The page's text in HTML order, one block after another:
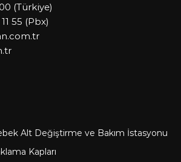
(Türkiye)
55 (Pbx)
Alt Değiştirme ve Bakım İstasyonu
Kapları